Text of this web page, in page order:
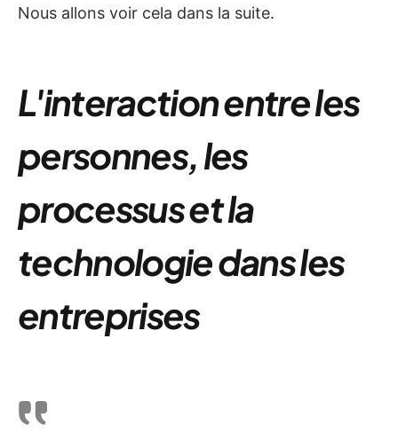
Nous allons voir cela dans la suite.
L'interaction entre les
personnes, les
processus et la
technologie dans les
entreprises